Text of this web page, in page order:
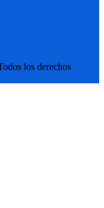
los derechos